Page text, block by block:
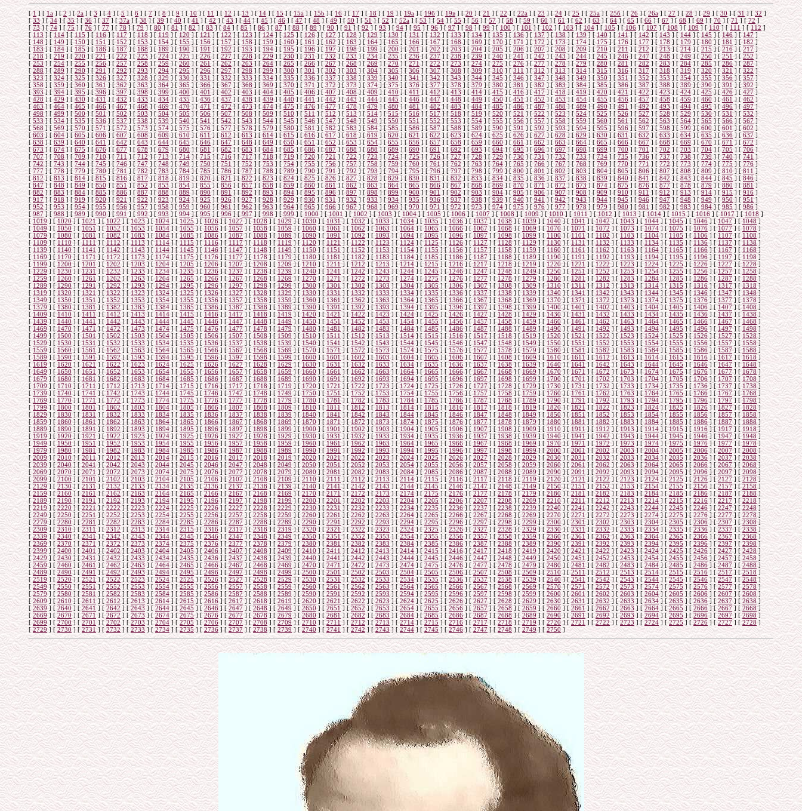
[1 ] [1а] [2] [2а ] [ 3] [4] [5 ] [ 6] [ 7] [ 8] [ 9] [10] [ 11 ] [ 12] [13 ] [ 14 ] [ 15] [15a ] [ 15b ] [16] [ 17] [18] [ 19 ] [19а ] [19б] [ 19в] [20 ] [21 ] [ 22] [22a ] [ 23] [24 ] [25 ] [ 25а] [ 25б ] [ 26 ] [26a] [ 27] [ 28] [29 ] [ 30 ] [31 ] [ 32]
[33] [34] [ 35] [36] [37] [37а] [38] [ 39] [40] [41] [42] [ 43] [44] [45] [ 46] [ 47 ] [48 ] [49] [50] [ 51] [ 52] [52а ] [53] [54] [ 55] [ 56] [57] [ 58 ] [59] [60] [61] [62 ] [63] [ 64] [65 ] [66 ] [67] [ 68] [69] [70 ] [71 ] [72]
[ 73] [74] [ 75 ] [ 76] [ 77 ] [78] [79 ] [ 80] [81] [ 82 ] [ 83] [84 ] [ 85 ] [86] [ 87] [88 ] [89] [ 90 ] [ 91 ] [92 ] [ 93] [94] [ 95 ] [96] [97 ] [ 98 ] [99] [ 100 ] [101 ] [102 ] [ 103] [104] [ 105] [106 ] [ 107 ] [108 ] [ 109] [110] [ 111 ] [112]
[113] [ 114] [ 115 ] [ 116] [117] [118] [119 ] [ 120] [ 121 ] [ 122 ] [ 123 ] [124 ] [125] [ 126] [127] [128] [ 129 ] [ 130 ] [ 131 ] [132] [133] [134 ] [ 135] [ 136] [ 137 ] [ 138 ] [139 ] [140] [ 141] [142] [143] [ 144] [ 145 ] [ 146] [147]
[ 148 ] [ 149] [150 ] [151 ] [152 ] [ 153] [ 154 ] [ 155 ] [156 ] [ 157 ] [ 158] [ 159] [160] [ 161 ] [ 162 ] [ 163 ] [ 164] [165 ] [166 ] [167] [ 168] [ 169 ] [ 170 ] [171 ] [ 172 ] [ 173] [ 174] [175] [ 176 ] [ 177 ] [ 178 ] [ 179] [180 ] [181 ] [182 ]
[ 183] [ 184 ] [ 185] [ 186] [ 187] [188 ] [189] [190 ] [ 191 ] [192 ] [193 ] [194 ] [ 195 ] [196] [ 197] [ 198] [ 199 ] [ 200] [201] [ 202] [203 ] [204] [205 ] [ 206 ] [207 ] [208 ] [209 ] [ 210 ] [211] [ 212] [213] [214 ] [ 215] [216] [ 217]
[218 ] [ 219] [ 220 ] [221] [ 222 ] [223 ] [ 224] [ 225 ] [226] [227 ] [228] [ 229] [ 230 ] [231] [ 232 ] [233 ] [ 234] [ 235 ] [236] [ 237 ] [238 ] [ 239] [ 240 ] [241] [242 ] [243 ] [ 244] [ 245 ] [246] [ 247 ] [248 ] [ 249] [ 250 ] [251] [ 252 ]
[253] [254] [255] [256] [ 257] [ 258 ] [259] [260] [261] [ 262] [263] [264 ] [265 ] [266 ] [267 ] [268] [269] [270 ] [271] [ 272] [ 273 ] [274] [275] [276] [ 277] [278] [279 ] [280 ] [281 ] [282 ] [283] [284] [285] [286] [ 287]
[ 288] [289 ] [290] [291] [ 292 ] [293] [294] [295 ] [ 296] [297] [298] [ 299 ] [300 ] [301] [ 302] [ 303] [304 ] [305] [306] [ 307 ] [308] [309] [310 ] [ 311 ] [312] [313] [ 314 ] [315 ] [316] [ 317] [ 318] [319 ] [320] [321] [ 322 ]
[ 323 ] [ 324 ] [ 325 ] [ 326 ] [327] [328 ] [329 ] [330] [ 331 ] [ 332 ] [333 ] [334 ] [ 335] [ 336] [337] [ 338 ] [ 339 ] [ 340 ] [ 341 ] [342] [343 ] [344] [345] [ 346] [ 347 ] [348 ] [349 ] [ 350] [ 351] [352] [ 353 ] [ 354 ] [ 355 ] [ 356 ] [357]
[ 358 ] [ 359] [360 ] [ 361] [362 ] [ 363 ] [364 ] [ 365 ] [366 ] [367 ] [368] [ 369 ] [ 370] [ 371 ] [ 372] [ 373 ] [ 374] [375 ] [ 376] [377] [ 378 ] [379 ] [ 380 ] [381 ] [382 ] [383] [ 384] [ 385] [ 386 ] [ 387] [ 388 ] [ 389] [390 ] [ 391] [392 ]
[393] [394 ] [ 395] [396] [ 397] [398] [ 399] [400] [ 401] [402 ] [403 ] [404] [405 ] [406] [407] [408] [409 ] [ 410] [411] [ 412] [413] [ 414] [415] [ 416] [417 ] [418 ] [419] [420 ] [421] [422 ] [423] [424 ] [ 425] [426] [ 427]
[428 ] [ 429] [ 430 ] [431 ] [ 432 ] [433 ] [ 434] [ 435 ] [436] [437 ] [ 438] [ 439] [ 440 ] [441] [ 442 ] [443 ] [ 444] [ 445 ] [446] [ 447 ] [448 ] [ 449] [ 450 ] [451] [452 ] [ 453 ] [ 454] [ 455 ] [456] [ 457 ] [458 ] [ 459] [ 460 ] [461 ] [ 462 ]
[ 463] [464] [465] [466] [ 467] [ 468 ] [469] [470] [471 ] [472] [473] [474 ] [ 475 ] [476 ] [477] [ 478] [479] [480] [481] [ 482] [ 483 ] [484] [485] [486 ] [487] [488] [489 ] [ 490 ] [491 ] [492] [ 493] [494] [495] [496] [ 497]
[ 498] [ 499 ] [500] [501] [ 502] [503] [504] [505 ] [ 506] [507 ] [508] [509] [510 ] [511] [ 512] [ 513] [ 514] [515] [516] [ 517] [518] [519] [520 ] [ 521 ] [522 ] [523] [524] [525 ] [526] [ 527] [ 528] [ 529 ] [530] [531] [ 532]
[ 533] [ 534 ] [ 535] [ 536 ] [ 537 ] [538 ] [539] [540 ] [ 541 ] [542 ] [543 ] [544 ] [ 545 ] [546] [ 547] [ 548] [ 549 ] [ 550] [ 551 ] [ 552 ] [553 ] [554] [555 ] [ 556] [557 ] [558 ] [559 ] [ 560 ] [561] [ 562] [ 563] [ 564 ] [ 565] [ 566 ] [ 567 ]
[ 568 ] [ 569] [570] [ 571] [572 ] [ 573] [574 ] [ 575 ] [576 ] [577 ] [578] [ 579 ] [580] [ 581 ] [ 582] [ 583 ] [ 584] [585] [ 586] [587 ] [ 588] [589 ] [ 590 ] [591 ] [592 ] [593] [ 594 ] [595] [ 596] [ 597] [ 598 ] [ 599] [600] [ 601] [602 ]
[603] [604 ] [605] [606] [607] [608] [ 609] [610] [ 611] [612 ] [613] [614] [615 ] [616] [617 ] [618] [619 ] [620] [621] [622] [623] [ 624] [625] [ 626] [627 ] [628] [629] [630 ] [631] [632 ] [633] [634 ] [635] [636] [637]
[638 ] [ 639 ] [ 640] [641 ] [642 ] [ 643 ] [644] [ 645] [ 646 ] [647 ] [ 648] [ 649] [ 650] [651 ] [652] [653 ] [ 654 ] [ 655] [656 ] [657 ] [ 658 ] [659] [ 660] [ 661 ] [662 ] [ 663] [ 664] [ 665] [666] [667] [668 ] [ 669 ] [ 670] [671 ] [672 ]
[673 ] [674 ] [ 675 ] [676] [ 677] [ 678 ] [679 ] [ 680] [681] [ 682] [683 ] [684 ] [ 685 ] [ 686 ] [687 ] [688 ] [688 ] [ 689 ] [690] [ 691 ] [ 692 ] [693 ] [ 694] [695] [ 696] [697] [698 ] [ 699 ] [ 700 ] [701 ] [702 ] [703 ] [ 704 ] [705] [ 706]
[ 707] [ 708] [709 ] [710] [ 711] [712] [ 713] [714 ] [ 715 ] [716 ] [717] [718] [719 ] [720] [721 ] [ 722] [ 723 ] [724 ] [725] [ 726] [727] [ 728] [729 ] [ 730 ] [731 ] [732] [733] [734 ] [735] [736 ] [ 737] [ 738] [739 ] [740] [ 741]
[ 742] [ 743 ] [744] [ 745 ] [ 746] [747 ] [748] [749 ] [ 750 ] [751 ] [752 ] [753 ] [ 754] [755] [ 756] [ 757] [ 758 ] [759] [ 760 ] [ 761] [762 ] [763] [764 ] [ 765 ] [766 ] [767 ] [768 ] [ 769 ] [770] [ 771] [ 772] [ 773 ] [774] [ 775 ] [ 776]
[777] [ 778] [779 ] [ 780] [781 ] [ 782] [783 ] [ 784] [785] [786 ] [787] [ 788 ] [789] [ 790 ] [791] [792 ] [ 793] [794 ] [ 795] [796 ] [ 797] [798 ] [ 799] [800] [801 ] [802] [ 803 ] [804] [ 805 ] [806] [807] [ 808] [809 ] [ 810] [811 ]
[812] [ 813 ] [814 ] [815 ] [816] [817] [ 818 ] [819 ] [ 820] [821 ] [ 822] [ 823] [824] [ 825 ] [ 826 ] [827] [ 828 ] [829 ] [830 ] [831 ] [832] [ 833 ] [834 ] [ 835] [836 ] [ 837] [ 838] [839] [ 840 ] [ 841 ] [842] [ 843 ] [844 ] [845 ] [846]
[ 847] [ 848] [ 849] [850 ] [ 851] [ 852 ] [853] [854] [855 ] [856 ] [ 857 ] [858] [ 859 ] [860 ] [861 ] [ 862] [ 863] [ 864] [865 ] [ 866] [ 867 ] [868] [869] [870 ] [871 ] [ 872 ] [873] [ 874 ] [875 ] [876] [ 877] [ 878] [ 879] [880 ] [ 881]
[882 ] [883] [ 884 ] [885] [ 886 ] [887 ] [888 ] [ 889] [890] [ 891] [892 ] [ 893] [ 894 ] [ 895] [896 ] [897 ] [898] [ 899 ] [900] [ 901 ] [902 ] [903 ] [ 904] [905] [ 906] [907] [ 908] [ 909 ] [ 910] [911 ] [912 ] [913] [ 914 ] [915] [ 916 ]
[917] [ 918] [919] [ 920] [ 921] [922] [ 923 ] [924] [925] [926 ] [927] [928 ] [929 ] [ 930] [931 ] [932] [ 933] [934] [ 935] [ 936] [937] [ 938 ] [939] [940] [941 ] [942] [943 ] [944 ] [ 945] [946 ] [947] [ 948] [949] [ 950] [ 951]
[ 952] [ 953 ] [954] [955 ] [ 956] [957] [958] [959 ] [ 960 ] [961 ] [ 962 ] [963 ] [964] [965] [ 966] [ 967] [ 968 ] [969] [970 ] [ 971] [972] [973] [974 ] [ 975 ] [976 ] [ 977 ] [978 ] [979] [980] [ 981] [ 982] [ 983 ] [984] [985 ] [ 986]
[987] [ 988 ] [ 989 ] [990 ] [991] [992] [993 ] [ 994] [ 995] [ 996 ] [ 997 ] [998 ] [999] [ 1000 ] [1001 ] [ 1002 ] [1003 ] [ 1004] [1005 ] [1006] [1007 ] [ 1008] [ 1009] [1010] [ 1011 ] [1012 ] [ 1013 ] [ 1014 ] [ 1015] [1016 ] [1017] [1018 ]
[ 1019 ] [ 1020] [ 1021] [ 1022 ] [1023 ] [1024 ] [1025 ] [1026] [1027] [1028 ] [ 1029 ] [ 1030] [1031] [ 1032 ] [ 1033 ] [ 1034] [1035 ] [1036 ] [1037] [1038] [1039] [ 1040] [ 1041 ] [1042] [ 1043 ] [ 1044 ] [ 1045] [1046 ] [ 1047 ] [1048 ]
[ 1049] [ 1050 ] [1051 ] [1052] [1053 ] [ 1054] [1055] [1056] [1057 ] [ 1058] [ 1059] [ 1060] [ 1061 ] [1062] [1063 ] [1064 ] [ 1065] [1066] [ 1067] [1068 ] [ 1069] [ 1070] [ 1071] [ 1072 ] [1073 ] [1074 ] [1075 ] [ 1076] [1077] [ 1078]
[1079] [ 1080] [ 1081 ] [1082] [1083 ] [1084] [ 1085] [1086] [1087] [ 1088 ] [ 1089 ] [1090] [ 1091 ] [ 1092 ] [1093] [ 1094 ] [1095 ] [1096] [1097] [1098] [ 1099 ] [ 1100] [1101] [ 1102 ] [ 1103 ] [1104] [ 1105 ] [1106 ] [1107] [ 1108 ]
[1109 ] [1110 ] [1111 ] [1112] [ 1113] [1114] [1115] [ 1116] [1117] [1118] [1119 ] [1120 ] [1121 ] [1122 ] [1123] [ 1124] [ 1125] [ 1126] [ 1127 ] [1128] [1129] [1130 ] [1131 ] [1132] [1133] [1134] [1135] [ 1136] [ 1137] [ 1138]
[ 1139] [ 1140] [1141] [1142 ] [1143 ] [ 1144] [1145] [ 1146] [1147 ] [1148] [1149] [1150 ] [ 1151 ] [1152] [1153] [1154 ] [ 1155] [1156] [ 1157] [1158 ] [1159] [ 1160 ] [1161] [ 1162] [ 1163] [1164] [1165 ] [ 1166] [1167] [ 1168]
[ 1169] [1170] [1171 ] [1172 ] [ 1173] [ 1174] [ 1175] [1176 ] [1177 ] [ 1178 ] [ 1179] [1180] [1181] [1182 ] [1183 ] [ 1184] [ 1185] [1186] [1187 ] [ 1188 ] [ 1189 ] [ 1190] [1191] [1192 ] [1193 ] [ 1194] [ 1195] [1196] [1197] [1198 ]
[ 1199 ] [1200] [ 1201 ] [1202 ] [1203 ] [1204 ] [ 1205 ] [1206] [ 1207] [1208 ] [ 1209] [ 1210 ] [1211] [ 1212 ] [1213 ] [ 1214] [1215 ] [ 1216] [1217] [ 1218] [1219 ] [ 1220] [ 1221 ] [ 1222] [ 1223 ] [1224 ] [ 1225] [1226 ] [ 1227] [1228 ]
[1229] [ 1230 ] [1231 ] [1232] [1233] [ 1234] [1235] [1236] [1237 ] [ 1238] [ 1239] [1240] [ 1241 ] [1242] [1243] [1244 ] [ 1245] [1246] [1247] [1248 ] [ 1249] [ 1250] [1251] [ 1252 ] [1253 ] [1254] [1255 ] [ 1256] [1257] [ 1258]
[1259] [ 1260 ] [ 1261 ] [1262] [1263 ] [1264] [ 1265] [ 1266] [1267] [ 1268 ] [ 1269 ] [1270] [ 1271 ] [ 1272 ] [ 1273] [ 1274 ] [1275 ] [1276] [ 1277] [1278] [ 1279 ] [ 1280 ] [1281] [ 1282 ] [ 1283 ] [ 1284] [ 1285 ] [ 1286 ] [1287 ] [ 1288 ]
[ 1289 ] [1290 ] [1291 ] [1292 ] [1293] [1294] [1295] [ 1296] [1297] [ 1298] [1299 ] [ 1300 ] [ 1301 ] [ 1302 ] [1303 ] [1304] [ 1305] [ 1306] [ 1307] [1308] [1309] [1310 ] [ 1311 ] [ 1312 ] [ 1313] [1314 ] [1315 ] [ 1316 ] [ 1317] [ 1318]
[ 1319] [ 1320 ] [1321] [1322 ] [1323 ] [ 1324] [1325] [1326] [1327 ] [1328] [ 1329] [1330] [ 1331 ] [1332 ] [1333] [1334 ] [1335] [1336] [1337] [1338 ] [1339] [ 1340] [1341] [ 1342] [1343 ] [1344] [1345 ] [1346] [1347] [ 1348]
[ 1349] [ 1350 ] [1351 ] [1352 ] [1353 ] [ 1354] [1355 ] [1356] [1357 ] [ 1358] [ 1359] [1360] [1361 ] [1362 ] [1363 ] [1364] [ 1365] [1366] [1367] [ 1368 ] [ 1369] [ 1370] [1371] [1372 ] [1373 ] [1374] [ 1375] [1376] [1377] [ 1378]
[ 1379] [1380] [ 1381 ] [1382 ] [1383 ] [1384 ] [1385 ] [1386] [ 1387] [1388 ] [ 1389] [ 1390] [1391] [ 1392 ] [1393 ] [1394] [1395 ] [1396] [1397] [ 1398] [1399] [ 1400] [ 1401 ] [1402] [ 1403 ] [1404 ] [1405] [1406 ] [ 1407] [1408]
[1409] [1410] [1411] [1412] [1413] [ 1414] [1415] [1416] [ 1417 ] [1418] [ 1419] [1420 ] [1421 ] [ 1422] [1423] [1424] [ 1425] [1426] [1427] [1428 ] [1429] [ 1430] [1431 ] [1432] [ 1433 ] [1434] [1435] [ 1436 ] [1437] [1438]
[ 1439] [1440 ] [ 1441 ] [1442] [1443] [ 1444] [ 1445] [1446] [1447 ] [ 1448 ] [ 1449] [ 1450] [ 1451 ] [ 1452 ] [ 1453 ] [1454] [ 1455 ] [ 1456] [ 1457] [1458 ] [ 1459 ] [ 1460] [ 1461] [ 1462 ] [ 1463 ] [ 1464 ] [ 1465 ] [ 1466 ] [ 1467 ] [ 1468]
[1469 ] [ 1470 ] [ 1471 ] [1472] [ 1473] [ 1474 ] [ 1475] [1476 ] [1477] [ 1478 ] [1479 ] [1480 ] [ 1481 ] [ 1482] [1483] [ 1484 ] [ 1485 ] [ 1486] [1487 ] [1488 ] [ 1489 ] [1490] [1491 ] [ 1492 ] [ 1493] [1494] [ 1495 ] [ 1496 ] [ 1497] [ 1498 ]
[ 1499] [ 1500 ] [1501] [1502 ] [1503 ] [ 1504] [1505] [1506] [1507 ] [1508] [ 1509 ] [ 1510] [ 1511 ] [1512 ] [1513 ] [ 1514 ] [1515] [1516] [1517] [1518] [1519] [ 1520] [1521] [ 1522] [1523 ] [1524] [ 1525 ] [1526] [ 1527] [ 1528 ]
[ 1529] [ 1530] [1531 ] [1532 ] [1533 ] [ 1534] [1535] [ 1536] [1537 ] [1538] [ 1539] [1540] [1541] [1542 ] [1543 ] [1544] [ 1545] [1546] [ 1547] [ 1548 ] [ 1549] [ 1550 ] [1551] [1552] [1553 ] [ 1554] [1555] [ 1556] [1557] [ 1558]
[1559 ] [1560] [ 1561 ] [1562] [1563] [1564 ] [1565] [1566] [ 1567] [1568 ] [ 1569] [1570 ] [1571] [ 1572 ] [1573] [ 1574] [1575 ] [1576] [1577] [ 1578] [1579] [ 1580] [ 1581 ] [1582] [ 1583 ] [1584] [ 1585] [1586 ] [ 1587] [1588 ]
[1589 ] [ 1590] [1591] [1592] [1593 ] [ 1594] [1595] [ 1596] [1597 ] [1598] [ 1599 ] [1600] [1601] [ 1602 ] [ 1603] [ 1604] [ 1605] [1606] [1607] [1608 ] [1609] [ 1610 ] [1611 ] [1612] [ 1613 ] [ 1614] [ 1615] [ 1616 ] [1617 ] [1618 ]
[ 1619 ] [1620 ] [ 1621 ] [1622 ] [1623] [1624] [1625] [ 1626] [1627] [ 1628] [ 1629] [ 1630] [ 1631 ] [ 1632 ] [ 1633 ] [1634] [1635 ] [1636] [ 1637] [1638] [ 1639] [ 1640 ] [1641 ] [ 1642 ] [1643 ] [ 1644] [1645 ] [1646] [1647 ] [ 1648]
[1649 ] [ 1650 ] [ 1651 ] [1652] [ 1653] [1654 ] [ 1655] [1656 ] [ 1657] [ 1658 ] [1659 ] [1660 ] [ 1661 ] [ 1662] [1663] [ 1664 ] [1665 ] [1666] [1667 ] [1668] [ 1669 ] [1670] [1671 ] [ 1672 ] [ 1673] [1674] [ 1675 ] [1676 ] [1677] [ 1678 ]
[1679] [1680 ] [1681 ] [1682] [1683] [1684] [1685] [1686] [1687] [1688] [ 1689 ] [1690] [ 1691 ] [1692 ] [1693] [1694] [ 1695] [ 1696] [1697] [ 1698] [1699] [ 1700] [1701] [ 1702] [1703 ] [1704] [1705 ] [ 1706] [ 1707] [ 1708]
[ 1709] [ 1710] [1711 ] [ 1712 ] [1713 ] [ 1714] [1715 ] [ 1716] [1717 ] [1718] [ 1719] [ 1720] [ 1721] [1722 ] [ 1723 ] [1724 ] [ 1725] [1726 ] [ 1727] [1728 ] [ 1729] [ 1730 ] [1731] [ 1732] [1733 ] [ 1734] [1735 ] [ 1736] [1737 ] [ 1738]
[1739] [1740] [ 1741 ] [1742 ] [ 1743] [ 1744 ] [1745] [1746 ] [1747 ] [ 1748] [ 1749] [1750] [1751] [ 1752 ] [ 1753] [ 1754] [1755 ] [1756] [1757 ] [1758 ] [ 1759] [ 1760] [1761] [1762 ] [1763 ] [ 1764] [ 1765] [1766] [1767 ] [1768 ]
[ 1769 ] [ 1770] [ 1771] [ 1772 ] [1773 ] [1774 ] [1775 ] [1776] [1777] [1778 ] [ 1779 ] [ 1780] [1781] [ 1782 ] [ 1783 ] [ 1784] [1785 ] [1786 ] [1787] [1788] [1789] [ 1790] [ 1791 ] [1792] [ 1793 ] [ 1794 ] [ 1795] [1796 ] [ 1797 ] [1798 ]
[ 1799] [ 1800 ] [1801 ] [1802] [1803 ] [ 1804] [1805] [1806] [1807 ] [ 1808] [ 1809] [ 1810] [ 1811 ] [1812] [1813 ] [1814 ] [ 1815] [1816] [ 1817] [1818 ] [ 1819] [ 1820] [ 1821] [ 1822 ] [1823 ] [1824 ] [1825 ] [ 1826] [1827] [ 1828]
[1829] [ 1830] [ 1831 ] [1832] [1833 ] [1834] [ 1835] [1836] [1837] [ 1838 ] [ 1839 ] [1840] [ 1841 ] [ 1842 ] [1843] [ 1844 ] [1845 ] [1846] [1847] [1848] [ 1849 ] [ 1850] [1851] [ 1852 ] [ 1853 ] [1854] [ 1855 ] [1856 ] [1857] [ 1858 ]
[1859 ] [1860 ] [1861 ] [1862] [ 1863] [1864] [1865] [ 1866] [1867] [1868] [1869 ] [1870 ] [1871 ] [1872 ] [1873] [ 1874] [ 1875] [ 1876] [ 1877 ] [1878] [1879] [1880 ] [1881 ] [1882] [1883] [1884] [1885] [ 1886] [ 1887] [ 1888]
[ 1889] [ 1890] [1891] [1892 ] [1893 ] [ 1894] [1895] [ 1896] [1897 ] [1898] [1899] [1900 ] [ 1901 ] [1902] [1903] [1904 ] [ 1905] [1906] [ 1907] [1908 ] [1909] [ 1910 ] [1911] [ 1912] [ 1913] [1914] [1915 ] [ 1916] [1917] [ 1918]
[ 1919] [1920] [1921 ] [1922 ] [ 1923] [ 1924] [ 1925] [1926 ] [1927 ] [ 1928 ] [ 1929] [1930] [1931] [1932 ] [1933 ] [ 1934] [ 1935] [1936] [1937 ] [ 1938 ] [ 1939 ] [ 1940] [1941] [1942 ] [1943 ] [ 1944] [ 1945] [1946] [1947] [1948 ]
[ 1949 ] [1950] [ 1951 ] [1952 ] [1953 ] [1954 ] [ 1955 ] [1956] [ 1957] [1958 ] [ 1959] [ 1960 ] [1961] [ 1962 ] [1963 ] [ 1964] [1965 ] [ 1966] [1967] [ 1968] [1969 ] [ 1970] [ 1971 ] [ 1972] [ 1973 ] [1974 ] [ 1975] [1976 ] [ 1977] [1978 ]
[1979] [ 1980 ] [1981 ] [1982] [1983] [ 1984] [1985] [1986] [1987 ] [ 1988] [ 1989] [1990] [ 1991 ] [1992] [1993] [1994 ] [ 1995] [1996] [1997] [1998 ] [ 1999] [ 2000] [2001] [ 2002 ] [2003 ] [2004] [2005 ] [ 2006] [2007] [2008]
[2009] [ 2010 ] [2011 ] [2012] [2013 ] [2014] [ 2015] [ 2016] [2017] [ 2018 ] [ 2019 ] [2020] [ 2021 ] [ 2022 ] [2023] [2024 ] [2025 ] [2026] [ 2027] [2028] [ 2029 ] [ 2030 ] [2031] [ 2032 ] [ 2033 ] [ 2034] [ 2035 ] [2036 ] [2037 ] [ 2038 ]
[ 2039 ] [2040 ] [2041 ] [2042 ] [2043] [2044] [2045] [ 2046] [2047] [ 2048] [2049 ] [ 2050 ] [2051 ] [2052 ] [2053 ] [2054] [2055] [2056] [ 2057] [2058] [2059] [2060 ] [ 2061 ] [ 2062 ] [ 2063] [2064 ] [2065 ] [ 2066 ] [ 2067] [ 2068]
[ 2069] [ 2070 ] [2071] [2072 ] [2073 ] [ 2074] [2075] [2076] [2077 ] [2078] [ 2079] [2080] [ 2081 ] [2082 ] [2083] [2084 ] [2085] [2086] [2087] [2088 ] [2089] [ 2090] [2091] [ 2092] [2093 ] [2094] [2095 ] [2096] [2097] [2098]
[ 2099] [ 2100 ] [2101 ] [2102 ] [2103 ] [ 2104] [2105 ] [2106] [2107 ] [ 2108] [ 2109] [2110] [2111 ] [2112 ] [2113 ] [2114] [ 2115] [2116] [2117] [2118 ] [ 2119] [ 2120] [2121] [2122 ] [2123 ] [2124] [2125] [2126] [2127] [2128]
[ 2129] [2130] [ 2131 ] [2132 ] [2133 ] [2134 ] [2135 ] [2136] [2137] [2138 ] [ 2139] [ 2140] [2141] [ 2142 ] [2143 ] [2144] [2145 ] [2146] [2147] [ 2148] [2149] [ 2150] [ 2151 ] [2152] [ 2153 ] [2154 ] [2155] [2156 ] [2157] [2158]
[2159] [2160] [2161] [2162] [2163] [ 2164] [2165] [2166] [ 2167 ] [2168] [2169] [2170 ] [2171 ] [2172] [2173] [2174] [ 2175] [2176] [2177] [2178 ] [2179] [ 2180] [2181 ] [2182] [ 2183 ] [2184] [2185] [ 2186 ] [2187] [2188]
[2189] [2190 ] [2191 ] [2192] [2193] [ 2194] [ 2195] [2196] [2197 ] [ 2198 ] [ 2199] [ 2200] [2201 ] [ 2202 ] [2203 ] [2204] [ 2205 ] [ 2206] [2207] [2208 ] [ 2209 ] [ 2210] [ 2211] [ 2212 ] [ 2213 ] [ 2214 ] [2215 ] [ 2216 ] [ 2217 ] [ 2218]
[2219 ] [2220 ] [ 2221 ] [2222] [ 2223] [2224 ] [ 2225] [2226 ] [2227] [ 2228 ] [2229 ] [2230 ] [ 2231 ] [ 2232] [2233] [ 2234 ] [ 2235 ] [ 2236] [2237 ] [2238 ] [ 2239 ] [2240] [2241 ] [ 2242 ] [ 2243] [2244] [ 2245 ] [ 2246 ] [ 2247] [2248 ]
[ 2249] [ 2250 ] [2251] [2252 ] [2253 ] [ 2254] [2255] [2256] [2257 ] [2258] [ 2259 ] [ 2260] [ 2261 ] [2262 ] [2263 ] [2264 ] [2265] [2266] [2267] [2268] [2269] [ 2270] [2271] [ 2272] [2273 ] [2274] [ 2275 ] [2276] [2277] [2278 ]
[ 2279] [ 2280] [2281 ] [2282 ] [2283 ] [ 2284] [2285] [2286] [2287 ] [2288] [ 2289] [2290] [2291] [2292 ] [2293 ] [2294] [ 2295] [2296] [ 2297] [2298 ] [2299] [ 2300 ] [2301] [2302] [2303 ] [2304] [2305] [ 2306] [2307] [ 2308]
[2309 ] [2310] [ 2311 ] [2312] [2313] [2314 ] [2315] [2316] [ 2317] [2318 ] [ 2319] [2320 ] [2321] [ 2322 ] [2323] [2324] [2325 ] [2326] [2327] [ 2328] [2329] [ 2330] [2331 ] [2332] [ 2333 ] [2334] [ 2335] [2336 ] [2337] [2338 ]
[2339 ] [ 2340] [2341] [2342] [2343 ] [ 2344] [2345] [ 2346] [2347 ] [2348] [ 2349 ] [2350] [2351] [2352 ] [2353] [2354] [ 2355] [2356] [2357] [2358 ] [2359] [ 2360 ] [2361 ] [2362] [ 2363 ] [ 2364] [ 2365] [ 2366 ] [2367 ] [2368 ]
[ 2369 ] [2370 ] [2371 ] [2372 ] [2373] [2374] [2375] [2376] [2377] [ 2378] [ 2379] [ 2380] [2381 ] [ 2382 ] [2383 ] [2384] [2385 ] [2386] [ 2387] [2388] [ 2389] [ 2390 ] [2391 ] [ 2392 ] [2393 ] [ 2394] [2395 ] [2396] [2397 ] [ 2398]
[2399 ] [2400 ] [ 2401 ] [2402] [ 2403] [2404 ] [ 2405] [2406 ] [ 2407] [ 2408 ] [2409 ] [2410 ] [ 2411 ] [ 2412] [2413] [ 2414 ] [2415 ] [2416] [2417 ] [2418] [ 2419 ] [2420] [2421 ] [ 2422 ] [ 2423] [2424] [ 2425 ] [2426 ] [2427] [2428 ]
[2429] [2430 ] [2431 ] [2432] [2433] [2434] [2435] [2436] [2437] [2438] [ 2439 ] [2440] [2441 ] [2442 ] [2443] [2444] [2445] [2446] [2447] [2448] [2449] [ 2450] [2451] [ 2452] [2453 ] [2454] [2455 ] [ 2456] [ 2457] [2458]
[ 2459] [ 2460] [2461 ] [ 2462 ] [2463 ] [ 2464] [2465 ] [2466] [2467 ] [2468] [ 2469] [ 2470] [ 2471] [2472 ] [ 2473 ] [2474 ] [ 2475] [2476 ] [ 2477] [2478 ] [2479] [ 2480 ] [2481] [ 2482] [2483 ] [ 2484] [2485 ] [ 2486] [2487 ] [ 2488]
[2489] [2490] [ 2491 ] [2492 ] [ 2493] [ 2494 ] [2495] [2496 ] [2497 ] [2498] [ 2499] [2500] [2501] [ 2502 ] [2503] [ 2504] [2505 ] [2506] [2507 ] [2508 ] [ 2509] [ 2510] [2511] [2512 ] [2513 ] [ 2514] [ 2515] [2516] [2517 ] [2518 ]
[ 2519 ] [ 2520] [ 2521] [ 2522 ] [2523 ] [2524 ] [2525 ] [2526] [2527] [2528 ] [ 2529 ] [ 2530] [2531] [ 2532 ] [ 2533 ] [2534] [2535 ] [2536 ] [2537] [2538] [2539] [ 2540] [ 2541 ] [2542] [ 2543 ] [ 2544 ] [ 2545] [2546 ] [2547 ] [2548 ]
[2549] [ 2550 ] [2551 ] [2552] [2553 ] [ 2554] [2555] [2556] [2557 ] [ 2558] [2559] [ 2560] [ 2561 ] [2562] [2563 ] [2564 ] [ 2565] [2566] [2567] [2568 ] [ 2569] [ 2570] [ 2571] [ 2572 ] [2573 ] [2574 ] [2575 ] [ 2576] [2577] [ 2578]
[2579] [ 2580] [2581 ] [2582] [2583 ] [2584] [ 2585] [2586] [2587] [ 2588 ] [ 2589 ] [2590] [ 2591 ] [ 2592 ] [2593] [2594 ] [2595 ] [2596] [2597] [2598] [ 2599 ] [ 2600] [2601] [ 2602 ] [ 2603 ] [2604] [ 2605 ] [2606 ] [2607] [2608 ]
[2609 ] [2610 ] [2611 ] [2612] [2613] [2614] [2615] [ 2616] [2617] [2618] [2619 ] [2620 ] [2621 ] [2622 ] [2623] [ 2624] [2625] [2626] [ 2627 ] [2628] [2629] [2630 ] [2631 ] [2632] [2633] [2634] [2635] [ 2636] [ 2637] [ 2638]
[ 2639] [ 2640] [2641] [2642 ] [2643 ] [ 2644] [2645] [2646] [2647 ] [2648] [2649] [2650 ] [ 2651 ] [2652] [2653] [2654 ] [ 2655] [2656] [ 2657] [2658 ] [2659] [2660 ] [2661] [ 2662] [2663] [2664] [2665 ] [ 2666] [2667] [ 2668]
[ 2669] [2670] [2671 ] [2672 ] [ 2673] [ 2674] [ 2675] [2676 ] [2677 ] [2678 ] [ 2679] [2680] [2681] [2682 ] [2683 ] [ 2684] [ 2685] [2686] [2687 ] [2688 ] [ 2689 ] [ 2690] [2691] [2692 ] [2693 ] [2694] [ 2695] [2696] [2697] [2698 ]
[ 2699 ] [2700] [ 2701 ] [2702 ] [2703 ] [2704 ] [ 2705 ] [2706] [ 2707] [2708 ] [ 2709] [ 2710 ] [2711] [ 2712 ] [2713 ] [2714] [2715 ] [ 2716] [2717] [ 2718] [2719 ] [ 2720] [ 2721 ] [2722] [ 2723 ] [2724 ] [ 2725] [2726 ] [ 2727] [2728 ]
[2729] [2730 ] [2731 ] [2732] [2733] [ 2734] [2735] [2736] [2737 ] [ 2738] [2739] [2740] [ 2741 ] [2742] [2743] [2744 ] [ 2745] [2746] [2747] [2748 ] [ 2749] [ 2750]